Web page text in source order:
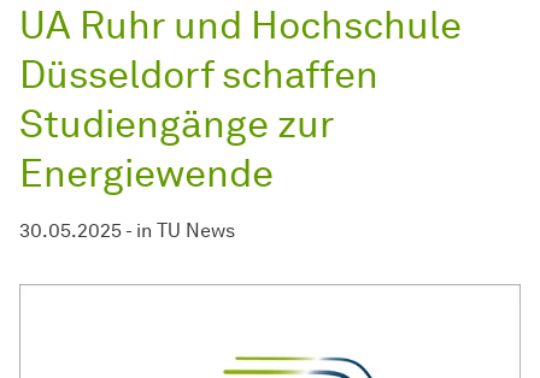
UA Ruhr und Hochschule
Düsseldorf schaffen
Studiengänge zur
Energiewende
30.05.2025 - in TU News